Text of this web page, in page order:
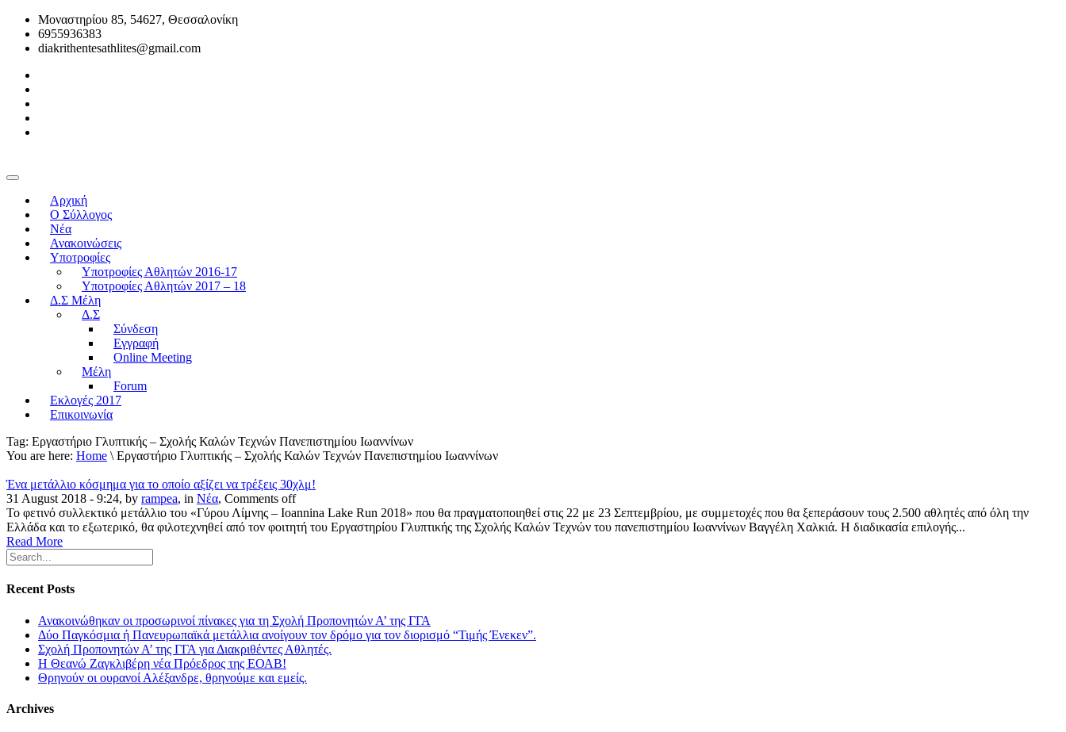
Μοναστηρίου 85, 54627, Θεσσαλονίκη
6955936383
diakrithentesathlites@gmail.com
Αρχική
O Σύλλογος
Νέα
Ανακοινώσεις
Υποτροφίες
Υποτροφίες Αθλητών 2016-17
Υποτροφίες Αθλητών 2017 – 18
Δ.Σ Μέλη
Δ.Σ
Σύνδεση
Εγγραφή
Online Meeting
Μέλη
Forum
Εκλογές 2017
Επικοινωνία
Tag: Εργαστήριο Γλυπτικής – Σχολής Καλών Τεχνών Πανεπιστημίου Ιωαννίνων
You are here: Home \ Εργαστήριο Γλυπτικής – Σχολής Καλών Τεχνών Πανεπιστημίου Ιωαννίνων
Ένα μετάλλιο κόσμημα για το οποίο αξίζει να τρέξεις 30χλμ!
31 August 2018 - 9:24, by rampea, in Νέα, Comments off
Το φετινό συλλεκτικό μετάλλιο του «Γύρου Λίμνης – Ioannina Lake Run 2018» που θα πραγματοποιηθεί στις 22 με 23 Σεπτεμβρίου, με συμμετοχές που θα ξεπεράσουν τους 2.500 αθλητές από όλη την
Ελλάδα και το εξωτερικό, θα φιλοτεχνηθεί από τον φοιτητή του Εργαστηρίου Γλυπτικής της Σχολής Καλών Τεχνών του πανεπιστημίου Ιωαννίνων Βαγγέλη Χαλκιά. Η διαδικασία επιλογής...
Read More
Recent Posts
Ανακοινώθηκαν οι προσωρινοί πίνακες για τη Σχολή Προπονητών Α’ της ΓΓΑ
Δύο Παγκόσμια ή Πανευρωπαϊκά μετάλλια ανοίγουν τον δρόμο για τον διορισμό “Τιμής Ένεκεν”.
Σχολή Προπονητών Α’ της ΓΓΑ για Διακριθέντες Αθλητές.
Η Θεανώ Ζαγκλιβέρη νέα Πρόεδρος της ΕΟΑΒ!
Θρηνούν οι ουρανοί Αλέξανδρε, θρηνούμε και εμείς.
Archives